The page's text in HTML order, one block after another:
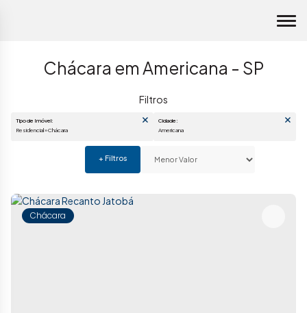
Chácara em Americana - SP
Tipo de Imóvel:
Cidade:
Chácara